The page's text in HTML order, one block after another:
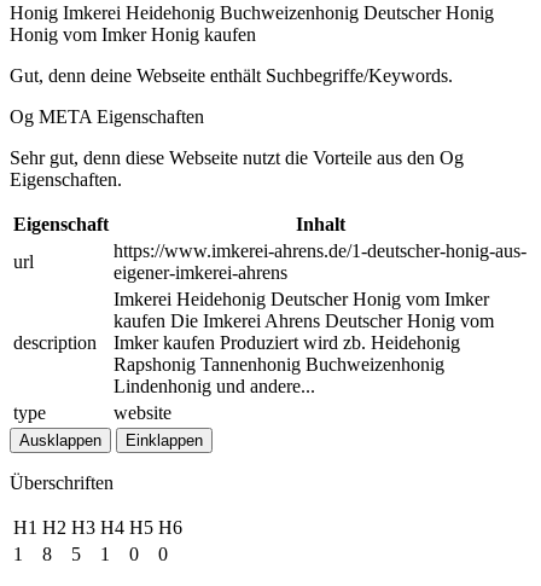
Honig Imkerei Heidehonig Buchweizenhonig Deutscher Honig
Honig vom Imker Honig kaufen
Gut, denn deine Webseite enthält Suchbegriffe/Keywords.
Og META Eigenschaften
Sehr gut, denn diese Webseite nutzt die Vorteile aus den Og
Eigenschaften.
Eigenschaft
Inhalt
url
https://www.imkerei-ahrens.de/1-deutscher-honig-aus-
eigener-imkerei-ahrens
description
Imkerei Heidehonig Deutscher Honig vom Imker
kaufen Die Imkerei Ahrens Deutscher Honig vom
Imker kaufen Produziert wird zb. Heidehonig
Rapshonig Tannenhonig Buchweizenhonig
Lindenhonig und andere...
type
website
Ausklappen Einklappen
Überschriften
H1 H2 H3 H4 H5 H6
1
8 5 1 0 0